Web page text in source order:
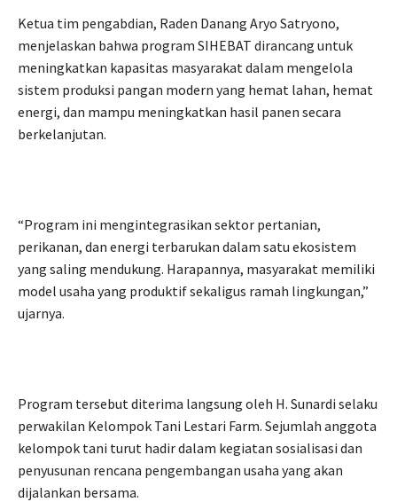
Ketua tim pengabdian, Raden Danang Aryo Satryono,
menjelaskan bahwa program SIHEBAT dirancang untuk
meningkatkan kapasitas masyarakat dalam mengelola
sistem produksi pangan modern yang hemat lahan, hemat
energi, dan mampu meningkatkan hasil panen secara
berkelanjutan.
“Program ini mengintegrasikan sektor pertanian,
perikanan, dan energi terbarukan dalam satu ekosistem
yang saling mendukung. Harapannya, masyarakat memiliki
model usaha yang produktif sekaligus ramah lingkungan,”
ujarnya.
Program tersebut diterima langsung oleh H. Sunardi selaku
perwakilan Kelompok Tani Lestari Farm. Sejumlah anggota
kelompok tani turut hadir dalam kegiatan sosialisasi dan
penyusunan rencana pengembangan usaha yang akan
dijalankan bersama.